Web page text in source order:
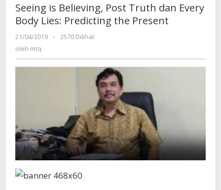
Truth
dan
the
Present
Seeing is Believing, Post Truth dan Every
Body Lies: Predicting the Present
21/04/2019
oleh
-
2570 Dilihat
oleh mtq